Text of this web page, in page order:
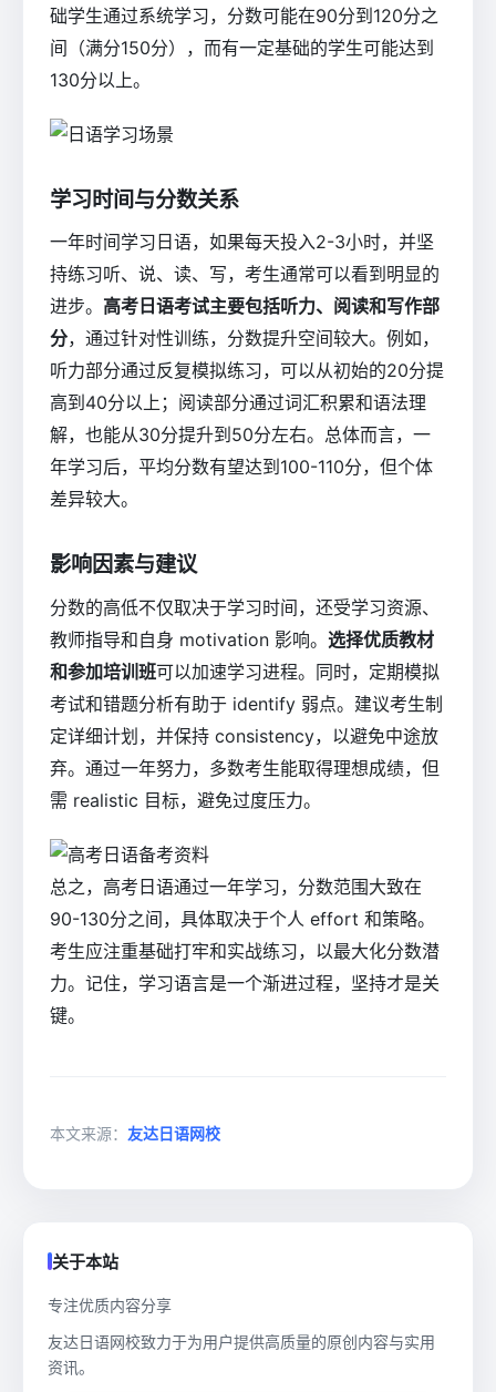
础学生通过系统学习，分数可能在90分到120分之
间（满分150分），而有一定基础的学生可能达到
130分以上。
学习时间与分数关系
一年时间学习日语，如果每天投入2-3小时，并坚
持练习听、说、读、写，考生通常可以看到明显的
进步。 高考日语考试主要包括听力、阅读和写作部
分，通过针对性训练，分数提升空间较大。例如，
听力部分通过反复模拟练习，可以从初始的20分提
高到40分以上；阅读部分通过词汇积累和语法理
解，也能从30分提升到50分左右。总体而言，一
年学习后，平均分数有望达到100-110分，但个体
差异较大。
影响因素与建议
分数的高低不仅取决于学习时间，还受学习资源、
教师指导和自身 motivation 影响。 选择优质教材
和参加培训班可以加速学习进程。同时，定期模拟
考试和错题分析有助于 identify 弱点。建议考生制
定详细计划，并保持 consistency，以避免中途放
弃。通过一年努力，多数考生能取得理想成绩，但
需 realistic 目标，避免过度压力。
总之，高考日语通过一年学习，分数范围大致在
90-130分之间，具体取决于个人 effort 和策略。
考生应注重基础打牢和实战练习，以最大化分数潜
力。记住，学习语言是一个渐进过程，坚持才是关
键。
本文来源： 友达日语网校
关于本站
专注优质内容分享
友达日语网校致力于为用户提供高质量的原创内容与实用
资讯。